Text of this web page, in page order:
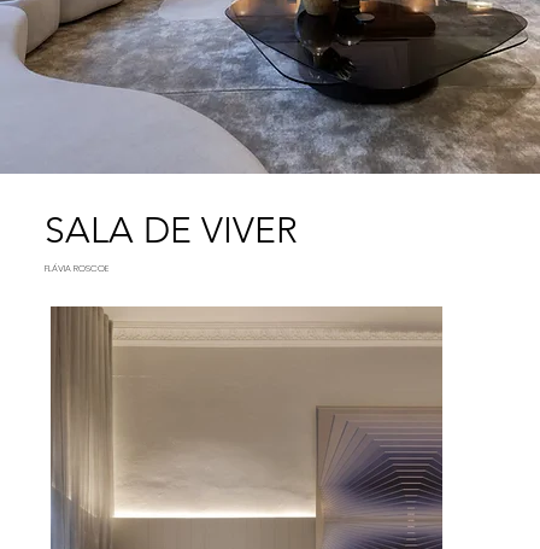
SALA DE VIVER
FLÁVIA ROSCOE